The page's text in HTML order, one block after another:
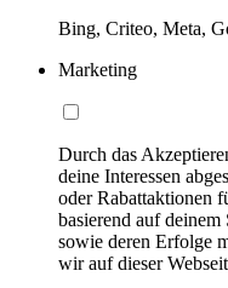
Bing, Criteo, Meta,
Marketing
Durch das
deine Interessen
oder Rabattaktionen
basierend auf
sowie deren Erfolge
wir auf dieser